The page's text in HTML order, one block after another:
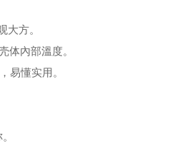
方。
体內部溫度。
易懂实用。